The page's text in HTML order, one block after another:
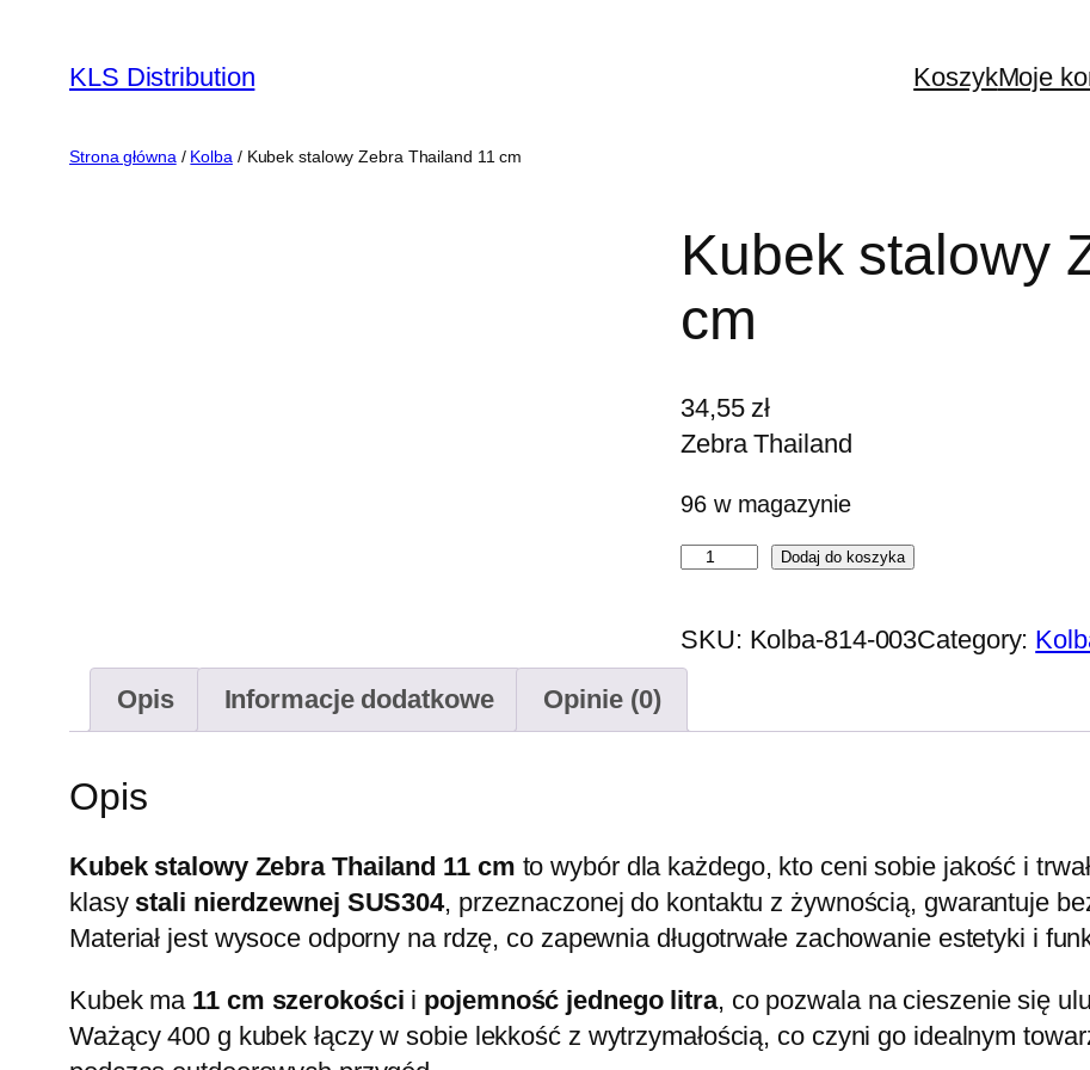
treści
KLS Distribution KoszykMoje
Strona główna / Kolba / Kubek stalowy Zebra Thailand 11 cm
Kubek stalowy
cm
34,55zł
Zebra Thailand
96 w magazynie
o
ś
K
k
s
t
a
l
Dodaj do koszyka
SKU: Kolba-814-003Category:
Opis Informacje dodatkowe Opinie (0)
Opis
Kubek stalowy Zebra Thailand 11 cm to wybór dla każdego, kto ceni sobie jakość i
klasy stali nierdzewnej SUS304, przeznaczonej do kontaktu z żywnością, gwarantuje
Materiał jest wysoce odporny na rdzę, co zapewnia długotrwałe zachowanie estetyki i
Kubek ma 11 cm szerokości i pojemność jednego litra, co pozwala na cieszenie się
Ważący 400 g kubek łączy w sobie lekkość z wytrzymałością, co czyni go idealnym